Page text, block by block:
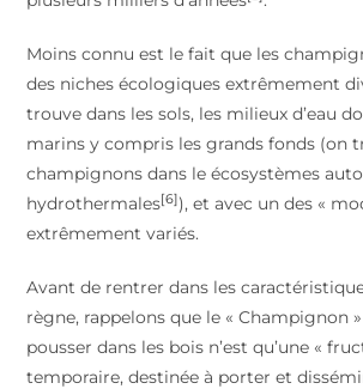
Moins connu est le fait que les
des niches écologiques extrêmement
trouve dans les sols, les milieux d’eau
marins y compris les grands fonds (on
champignons dans le écosystèmes
hydrothermales[6]), et avec un des «
extrêmement variés.
Avant de rentrer dans les
règne, rappelons que le « Champignon
pousser dans les bois n’est qu’une «
temporaire, destinée à porter et